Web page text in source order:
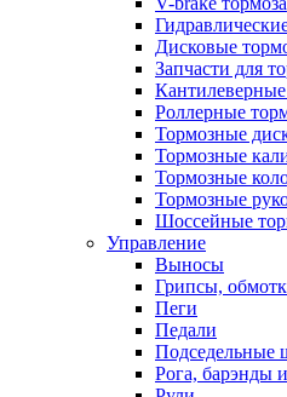
Дисковые
Запчасти для
Кантилеверные
Роллерные
Тормозные
Тормозные
Тормозные
Тормозные
Шоссейные
Управление
Выносы
Грипсы,
Пеги
Педали
Подседельные
Рога, барэнды